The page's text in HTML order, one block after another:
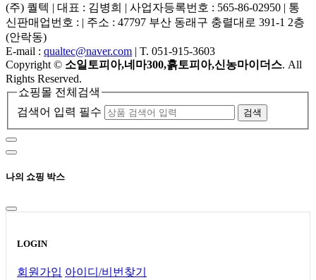
(주) 퀄텍 | 대표 : 김병희 | 사업자등록번호 : 565-86-02950 | 통
신판매업번호 : | 주소 : 47797 부산 동래구 충렬대로 391-1 2층
(안락동)
E-mail : qualtec@naver.com | T. 051-915-3603
Copyright © 소일토피아,네마300,흙토피아,신농마이더스. All
Rights Reserved.
쇼핑몰 전체검색
검색어 입력 필수
검색
나의 쇼핑 박스
LOGIN
회원가입 아이디/비번찾기